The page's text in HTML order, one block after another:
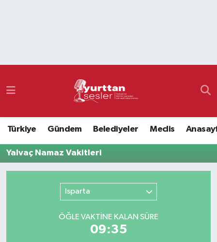
Türkiye Gündem Belediyeler Meclis
Yalvaç Namaz Vakitleri
Isparta
ÖĞLE VAKTİNE KALAN SÜRE
09:35
Namaz Vakitleri
Süper Lig Puan Durumu ve Fikstür
Son Dakika Haberleri